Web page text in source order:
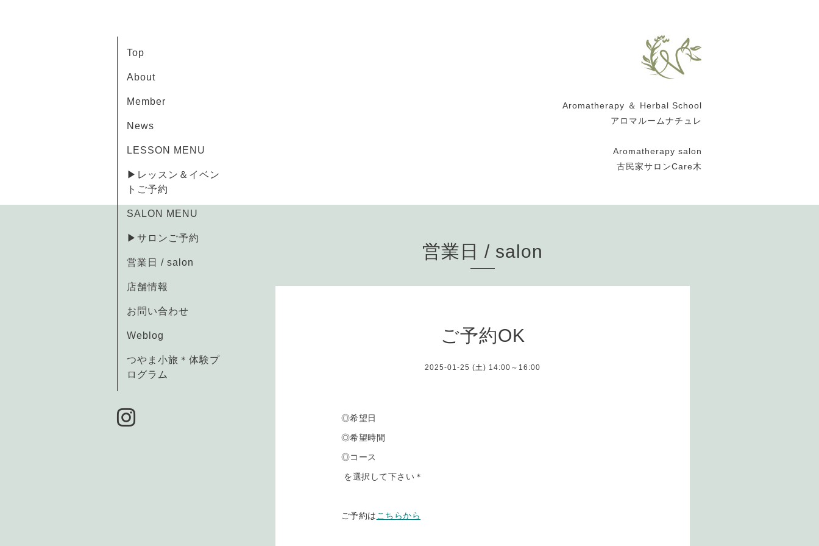
Aromatherapy ＆ Herbal School
アロマルームナチュレ
Aromatherapy salon
古民家サロンCare木
Top
About
Member
News
LESSON MENU
▶レッスン＆イベン
トご予約
SALON MENU
▶サロンご予約
営業日 / salon
店舗情報
お問い合わせ
Weblog
つやま小旅＊体験プ
ログラム
営業日 / salon
ご予約OK
2025-01-25 (土) 14:00～16:00
◎希望日
◎希望時間
◎コース
を選択して下さい＊
ご予約は こちらから